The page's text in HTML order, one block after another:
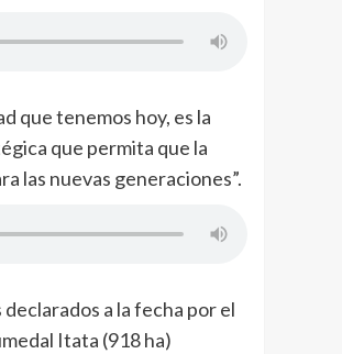
que tenemos hoy, es la
que permita que la
las nuevas generaciones”.
a la fecha por el
Itata (918 ha)